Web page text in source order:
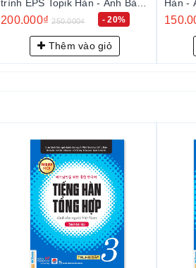
Hàn - Anh Bản Mới 2024 Tập 2
- EPS-Topik NEW 한국어 표준교
재 2 (일상생활 한국어)
150.000₫ 180.000₫ - 17%
Thêm vào giỏ
Hàn -
- EPS-Topik NEW 한국어 표준교
재 1 (